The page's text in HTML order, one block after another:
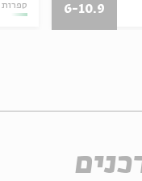
ספרות 6-10.9